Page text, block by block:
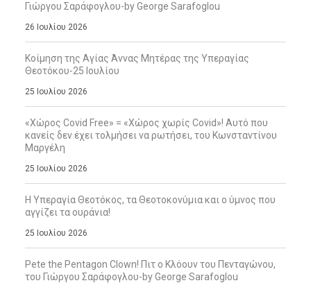
Γιώργου Σαράφογλου-by George Sarafoglou
26 Ιουλίου 2026
Κοίμηση της Αγίας Άννας Μητέρας της Υπεραγίας
Θεοτόκου-25 Ιουλίου
25 Ιουλίου 2026
«Χώρος Covid Free» = «Χώρος χωρίς Covid»! Αυτό που
κανείς δεν έχει τολμήσει να ρωτήσει, του Κωνσταντίνου
Μαργέλη
25 Ιουλίου 2026
Η Υπεραγία Θεοτόκος, τα Θεοτοκονύμια και ο ύμνος που
αγγίζει τα ουράνια!
25 Ιουλίου 2026
Pete the Pentagon Clown! Πιτ ο Κλόουν του Πενταγώνου,
του Γιώργου Σαράφογλου-by George Sarafoglou